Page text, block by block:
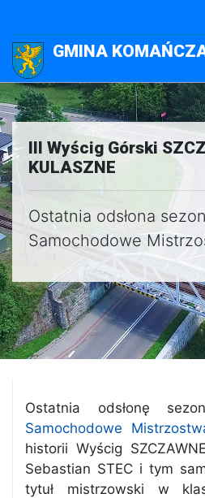
GMINA
III Wyścig Górski
KULASZNE
Ostatnia odsłona
Samochodowe
Ostatnia odsłonę
Samochodowe
historii Wyścig
Sebastian STEC i tym
tytuł mistrzowski w